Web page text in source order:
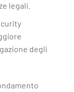
legali.
degli